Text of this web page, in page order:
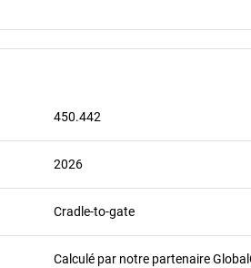
450.442
2026
Cradle-to-gate
Calculé par notre partenaire